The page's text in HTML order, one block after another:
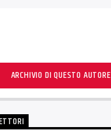
ARCHIVIO DI QUESTO AUTORE